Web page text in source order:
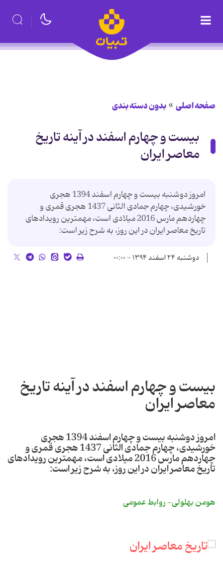
صفحه اصلی بدون دسته بندی
بیست و چهارم اسفند در آینه تاریخ
معاصر ایران
امروز دوشنبه بیست و چهارم اسفند 1394 هجری
خورشیدی، چهارم جمادی الثانی 1437 هجری قمری و
چهاردهم مارس 2016 میلادی است، مهمترین رویدادهای
تاریخ معاصر ایران در این روز، به شرح زیر است:
دوشنبه ۲۴ اسفند ۱۳۹۴ - ۰۰:۰۰
بیست و چهارم اسفند در آینه تاریخ
معاصر ایران
امروز دوشنبه بیست و چهارم اسفند 1394 هجری
خورشیدی، چهارم جمادی الثانی 1437 هجری قمری و
چهاردهم مارس 2016 میلادی است، مهمترین رویدادهای
تاریخ معاصر ایران در این روز، به شرح زیر است:
هومن بهلولی- روابط عمومی